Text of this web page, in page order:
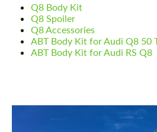
Q8 Body Kit
Q8 Spoiler
Q8 Accessories
ABT Body Kit for Audi Q8 50
ABT Body Kit for Audi RS Q8